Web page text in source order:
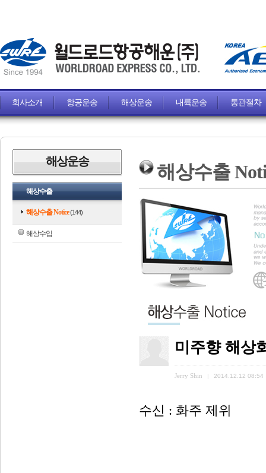
회사소개 항공운송 해상운송 내륙운송 통관절차
해상운송
해상수출
해상수출 Notice(144)
해상수입
해상수출
미주향 해상
Jerry Shin 2014.12.12 08:54
수신 : 화주 제위